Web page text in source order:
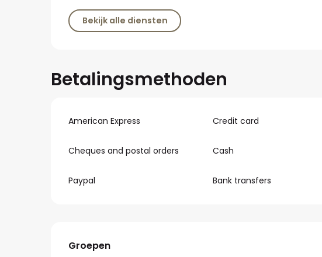
Bekijk alle diensten
Betalingsmethoden
American Express Credit card
Cheques and postal orders Cash
Paypal Bank transfers
Groepen
Groepen